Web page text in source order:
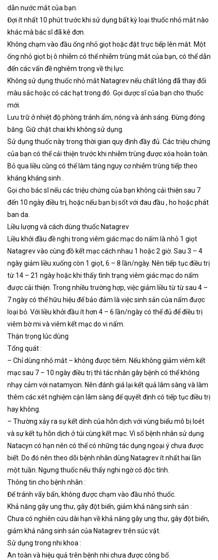
dẫn nước mắt của bạn.
Đợi ít nhất 10 phút trước khi sử dụng bất kỳ loại thuốc nhỏ mắt nào
khác mà bác sĩ đã kê đơn.
Không chạm vào đầu ống nhỏ giọt hoặc đặt trực tiếp lên mắt. Một
ống nhỏ giọt bị ô nhiễm có thể nhiễm trùng mắt của bạn, có thể dẫn
đến các vấn đề nghiêm trọng về thị lực.
Không sử dụng thuốc nhỏ mắt Natagrev nếu chất lỏng đã thay đổi
màu sắc hoặc có các hạt trong đó. Gọi dược sĩ của bạn cho thuốc
mới.
Lưu trữ ở nhiệt độ phòng tránh ẩm, nóng và ánh sáng. Đừng đóng
băng. Giữ chặt chai khi không sử dụng.
Sử dụng thuốc này trong thời gian quy định đầy đủ. Các triệu chứng
của bạn có thể cải thiện trước khi nhiễm trùng được xóa hoàn toàn.
Bỏ qua liều cũng có thể làm tăng nguy cơ nhiễm trùng tiếp theo
kháng kháng sinh .
Gọi cho bác sĩ nếu các triệu chứng của bạn không cải thiện sau 7
đến 10 ngày điều trị, hoặc nếu bạn bị sốt với đau đầu , ho hoặc phát
ban da.
Liều lượng và cách dùng thuốc Natagrev
Liều khởi đầu đề nghị trong viêm giác mạc do nấm là nhỏ 1 giọt
Natagrev vào cùng đồ kết mạc cách nhau 1 hoặc 2 giờ. Sau 3 – 4
ngày giảm liều xuống còn 1 giọt, 6 – 8 lần/ngày. Nên tiếp tục điều trị
từ 14 – 21 ngày hoặc khi thấy tình trạng viêm giác mạc do nấm
được cải thiện. Trong nhiều trường hợp, việc giảm liều từ từ sau 4 –
7 ngày có thể hữu hiệu để bảo đảm là việc sinh sản của nấm được
loại bỏ. Với liều khởi đầu ít hơn 4 – 6 lần/ngày có thể đủ để điều trị
viêm bờ mi và viêm kết mạc do vi nấm.
Thận trọng lúc dùng
Tổng quát :
– Chỉ dùng nhỏ mắt – không được tiêm. Nếu không giảm viêm kết
mạc sau 7 – 10 ngày điều trị thì tác nhân gây bệnh có thể không
nhạy cảm với natamycin. Nên đánh giá lại kết quả lâm sàng và làm
thêm các xét nghiệm cận lâm sàng để quyết định có tiếp tục điều trị
hay không.
– Thường xảy ra sự kết dính của hỗn dịch với vùng biểu mô bị loét
và sự kết tụ hỗn dịch ở túi cùng kết mạc. Vì số bệnh nhân sử dụng
Natacyn có hạn nên có thể có những tác dụng ngoại ý chưa được
biết. Do đó nên theo dõi bệnh nhân dùng Natagrev ít nhất hai lần
một tuần. Ngưng thuốc nếu thấy nghi ngờ có độc tính.
Thông tin cho bệnh nhân :
Để tránh vấy bẩn, không được chạm vào đầu nhỏ thuốc.
Khả năng gây ung thư, gây đột biến, giảm khả năng sinh sản :
Chưa có nghiên cứu dài hạn về khả năng gây ung thư, gây đột biến,
giảm khả năng sinh sản của Natagrev trên súc vật.
Sử dụng trong nhi khoa :
An toàn và hiệu quả trên bệnh nhi chưa được công bố.